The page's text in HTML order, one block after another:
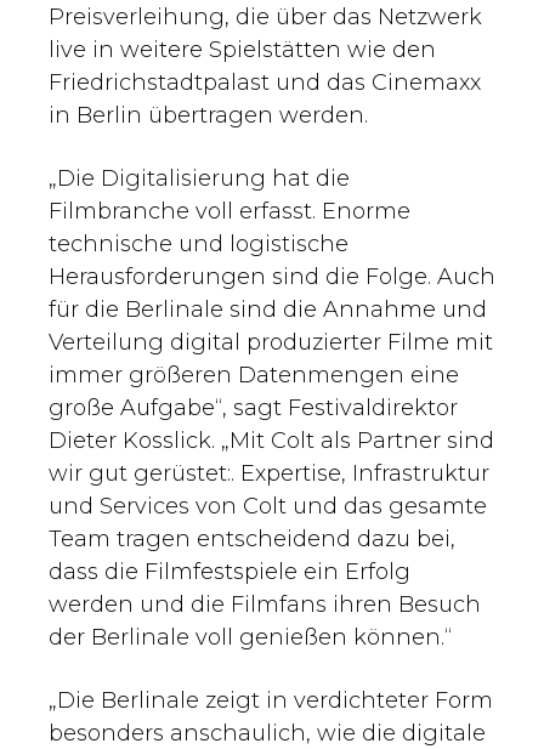
Preisverleihung, die über das Netzwerk
live in weitere Spielstätten wie den
Friedrichstadtpalast und das Cinemaxx
in Berlin übertragen werden.
„Die Digitalisierung hat die
Filmbranche voll erfasst. Enorme
technische und logistische
Herausforderungen sind die Folge. Auch
für die Berlinale sind die Annahme und
Verteilung digital produzierter Filme mit
immer größeren Datenmengen eine
große Aufgabe“, sagt Festivaldirektor
Dieter Kosslick. „Mit Colt als Partner sind
wir gut gerüstet:. Expertise, Infrastruktur
und Services von Colt und das gesamte
Team tragen entscheidend dazu bei,
dass die Filmfestspiele ein Erfolg
werden und die Filmfans ihren Besuch
der Berlinale voll genießen können.“
„Die Berlinale zeigt in verdichteter Form
besonders anschaulich, wie die digitale